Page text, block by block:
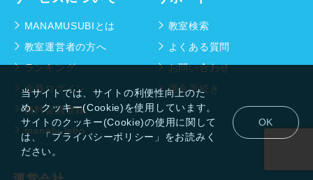
当サイトでは、サイトの利便性向上のた
め、クッキー(Cookie)を使用しています。
サイトのクッキー(Cookie)の使用に関して
は、「プライバシーポリシー」をお読みく
ださい。
OK
MANAMUSUBIとは
教室運営者の方へ
ランキング
会員ログイン
無料会員登録
manabi-labo
教室検索
よくある質問
お問い合わせ
退会手続き